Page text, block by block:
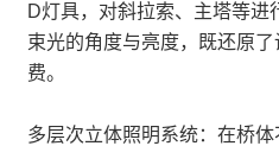
D灯具，对斜拉索、主塔等进
束光的角度与亮度，既还原
费。
多层次立体照明系统：在桥